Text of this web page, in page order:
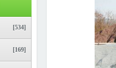
[534]
[169]